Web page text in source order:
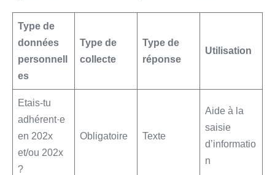
Type de
données
personnell
es
Type de
collecte
Type de
réponse
Utilisation
Etais-tu
adhérent·e
en 202x
et/ou 202x
?
Obligatoire Texte
Aide à la
saisie
d’informatio
n